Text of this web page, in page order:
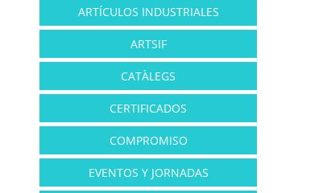
ARTÍCULOS INDUSTRIALES
ARTSIF
CATÀLEGS
CERTIFICADOS
COMPROMISO
EVENTOS Y JORNADAS